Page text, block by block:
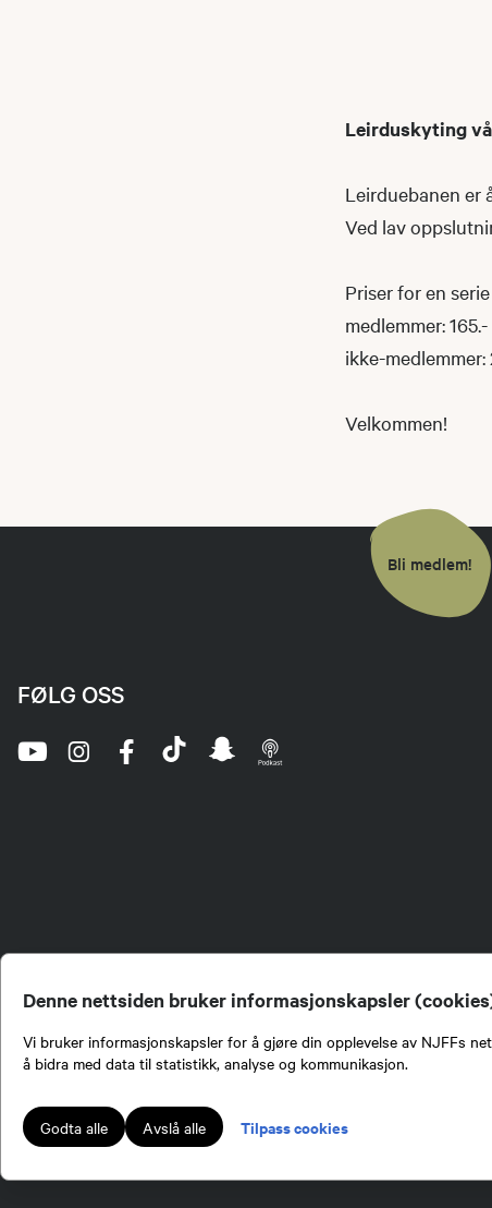
Denne nettsiden bruker informasjonskapsler
Vi bruker informasjonskapsler for å gjøre din opplevelse av NJFFs
å bidra med data til statistikk, analyse og kommunikasjon.
Godta alle Avslå alle Tilpass cookies
Leirduskyting
Leirduebanen er
Ved lav
Priser for en
medlemmer: 165.-
ikke-medlemmer:
Velkommen!
Bli medlem!
FØLG OSS
Norges Jeger- og
formidling av
Lokalforeninger